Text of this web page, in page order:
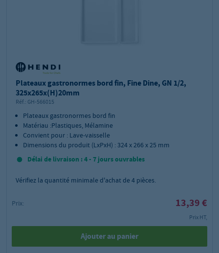
Plateaux gastronormes bord fin, Fine Dine, GN 1/2,
325x265x(H)20mm
Réf.: GH-566015
Plateaux gastronormes bord fin
Matériau :Plastiques, Mélamine
Convient pour : Lave-vaisselle
Dimensions du produit (LxPxH) : 324 x 266 x 25 mm
Délai de livraison : 4 - 7 jours ouvrables
Vérifiez la quantité minimale d'achat de4 pièces.
Prix: 13,39 €
Prix HT,
Ajouter au panier